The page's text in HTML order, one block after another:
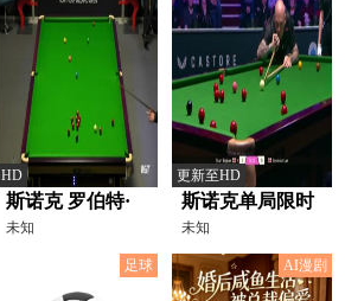
HD
斯诺克 罗伯特·
米尔金斯3-4曹宇
未知
更新至HD
斯诺克单局限时
赛32进16 林杉峰
15-76斯图尔特·
宾汉姆（朱峰
未知
足球 AI漫剧